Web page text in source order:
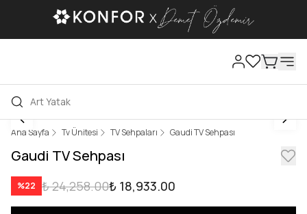
Ana Sayfa Tv Ünitesi TV Sehpaları Gaudi TV Sehpası
Gaudi TV Sehpası
%22 ₺ 24,258.00₺ 18,933.00